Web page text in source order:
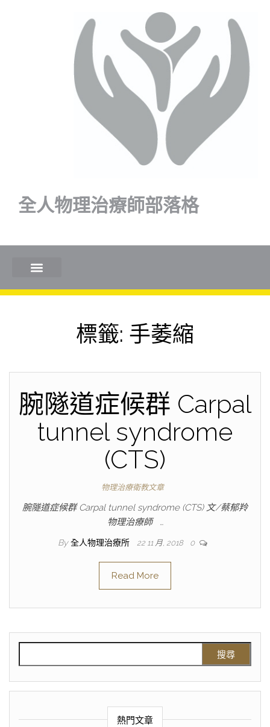
全人物理治療師部落格
標籤: 手萎縮
腕隧道症候群 Carpal
tunnel syndrome
(CTS)
物理治療衛教文章
腕隧道症候群 Carpal tunnel syndrome (CTS) 文/蔡郁羚
物理治療師 …
By 全人物理治療所 22 11 月, 2018 0
Read More
熱門文章